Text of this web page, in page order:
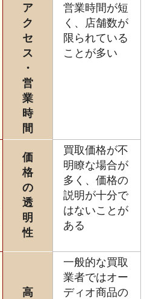
ア
ク
セ
ス
・
営
業
時
間
営業時間が短
く、店舗数が
限られている
ことが多い
価
格
の
透
明
性
買取価格が不
明瞭な場合が
多く、価格の
説明が十分で
はないことが
ある
高
一般的な買取
業者ではオー
ディオ商品の